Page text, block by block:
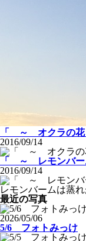
「 ～ オクラの
2016/09/14
「 ～ レモンバ
2016/09/14
レモンバームは蒸
最近の写真
2026/05/06
5/6 フォトみっけ